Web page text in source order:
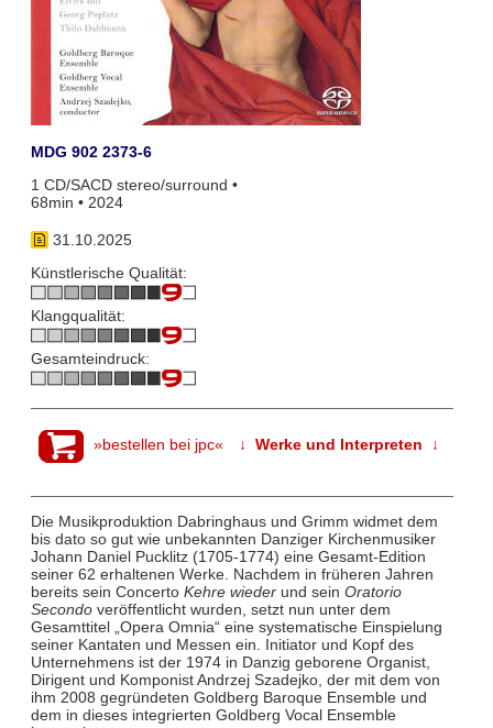
MDG 902 2373-6
1 CD/SACD stereo/surround •
68min • 2024
31.10.2025
Künstlerische Qualität:
Klangqualität:
Gesamteindruck:
»bestellen bei jpc« ↓ Werke und Interpreten ↓
Die Musikproduktion Dabringhaus und Grimm widmet dem
bis dato so gut wie unbekannten Danziger Kirchenmusiker
Johann Daniel Pucklitz (1705-1774) eine Gesamt-Edition
seiner 62 erhaltenen Werke. Nachdem in früheren Jahren
bereits sein Concerto Kehre wiederund sein Oratorio
Secondoveröffentlicht wurden, setzt nun unter dem
Gesamttitel „Opera Omnia“ eine systematische Einspielung
seiner Kantaten und Messen ein. Initiator und Kopf des
Unternehmens ist der 1974 in Danzig geborene Organist,
Dirigent und Komponist Andrzej Szadejko, der mit dem von
ihm 2008 gegründeten Goldberg Baroque Ensemble und
dem in dieses integrierten Goldberg Vocal Ensemble